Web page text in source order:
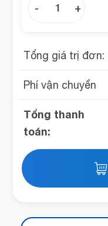
+
-
Tổng giá trị đơn:
Phí vận chuyển
Tổng thanh
toán: